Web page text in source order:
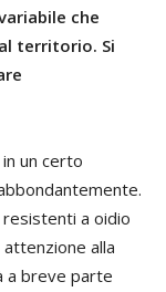
che
territorio. Si
un certo
resistenti a oidio
alla
a breve parte